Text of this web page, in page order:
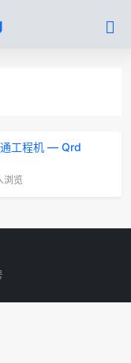
工程机 — Qrd
浏览